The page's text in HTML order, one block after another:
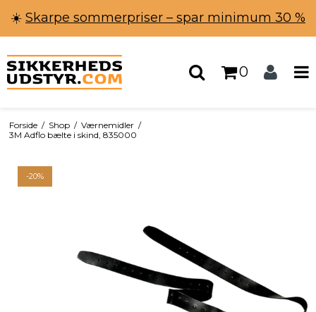
☀️ Skarpe sommerpriser – spar minimum 30 %
0
Forside / Shop / Værnemidler /
3M Adflo bælte i skind, 835000
-20%